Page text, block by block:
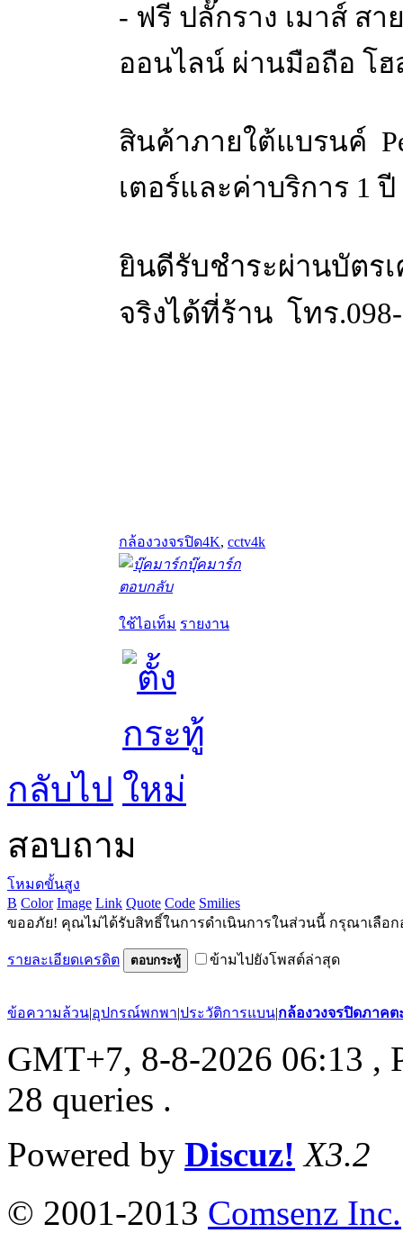
- ฟรี ปลั๊กราง เมาส์ ส
ออนไลน์ ผ่านมือถือ โฮ
สินค้าภายใต้แบรนค์
เตอร์และค่าบริการ 1 ปี
ยินดีรับชำระผ่านบัตร
จริงได้ที่ร้าน โทร.098-
กล้องวงจรปิด4K, cctv4k
บุ๊คมาร์ก
ตอบกลับ
ใช้ไอเท็ม รายงาน
กลับไป
สอบถาม
โหมดขั้นสูง
B Color Image Link Quote Code Smilies
ขออภัย! คุณไม่ได้รับสิทธิ์ในการดำเนินการในส่วนนี้ กรุณาเลือก
รายละเอียดเครดิต ตอบกระทู้ ข้ามไปยังโพสต์ล่าสุด
ข้อความล้วน|อุปกรณ์พกพา|ประวัติการแบน|กล้องวงจรปิดภาค
GMT+7, 8-8-2026 06:13 ,
28 queries .
Powered by Discuz! X3.2
© 2001-2013 Comsenz Inc.